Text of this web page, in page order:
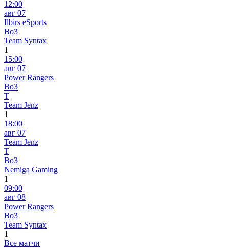
12:00
авг 07
Ilbirs eSports
Bo3
Team Syntax
1
15:00
авг 07
Power Rangers
Bo3
T
Team Jenz
1
18:00
авг 07
Team Jenz
T
Bo3
Nemiga Gaming
1
09:00
авг 08
Power Rangers
Bo3
Team Syntax
1
Все матчи